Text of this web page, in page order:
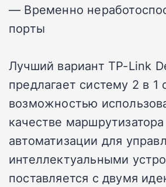
— Временно
порты
Лучший вариант TP-Link
предлагает систему 2 в 1
возможностью
качестве
автоматизации для
интеллектуальными
поставляется с двумя